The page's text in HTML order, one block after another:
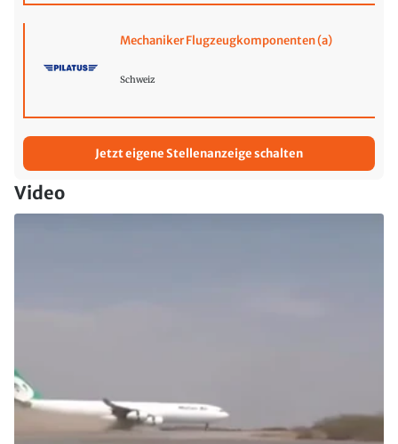
Mechaniker Flugzeugkomponenten (a)
Schweiz
Jetzt eigene Stellenanzeige schalten
Video